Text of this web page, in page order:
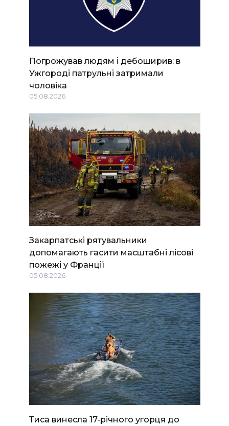
Погрожував людям і дебоширив: в
Ужгороді патрульні затримали
чоловіка
05.08.2026
Закарпатські рятувальники
допомагають гасити масштабні лісові
пожежі у Франції
05.08.2026
Тиса винесла 17-річного угорця до